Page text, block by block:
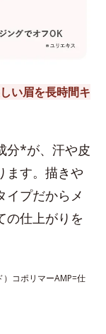
い眉を長時間キ
分*が、汗や皮
ます。描きや
イプだからメ
の仕上がりを
コポリマーAMP=仕